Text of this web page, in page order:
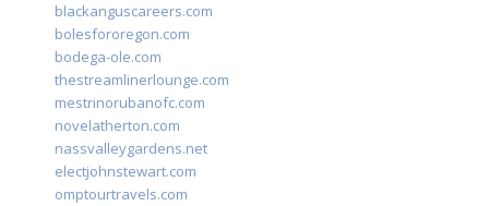
blackanguscareers.com
bolesfororegon.com
bodega-ole.com
thestreamlinerlounge.com
mestrinorubanofc.com
novelatherton.com
nassvalleygardens.net
electjohnstewart.com
omptourtravels.com